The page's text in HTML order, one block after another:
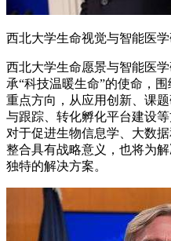
西北大学生命视觉与智能医
西北大学生命愿景与智能医
承“科技温暖生命”的使命，
重点方向，从应用创新、课
与跟踪、转化孵化平台建设
对于促进生物信息学、大数
整合具有战略意义，也将为
独特的解决方案。